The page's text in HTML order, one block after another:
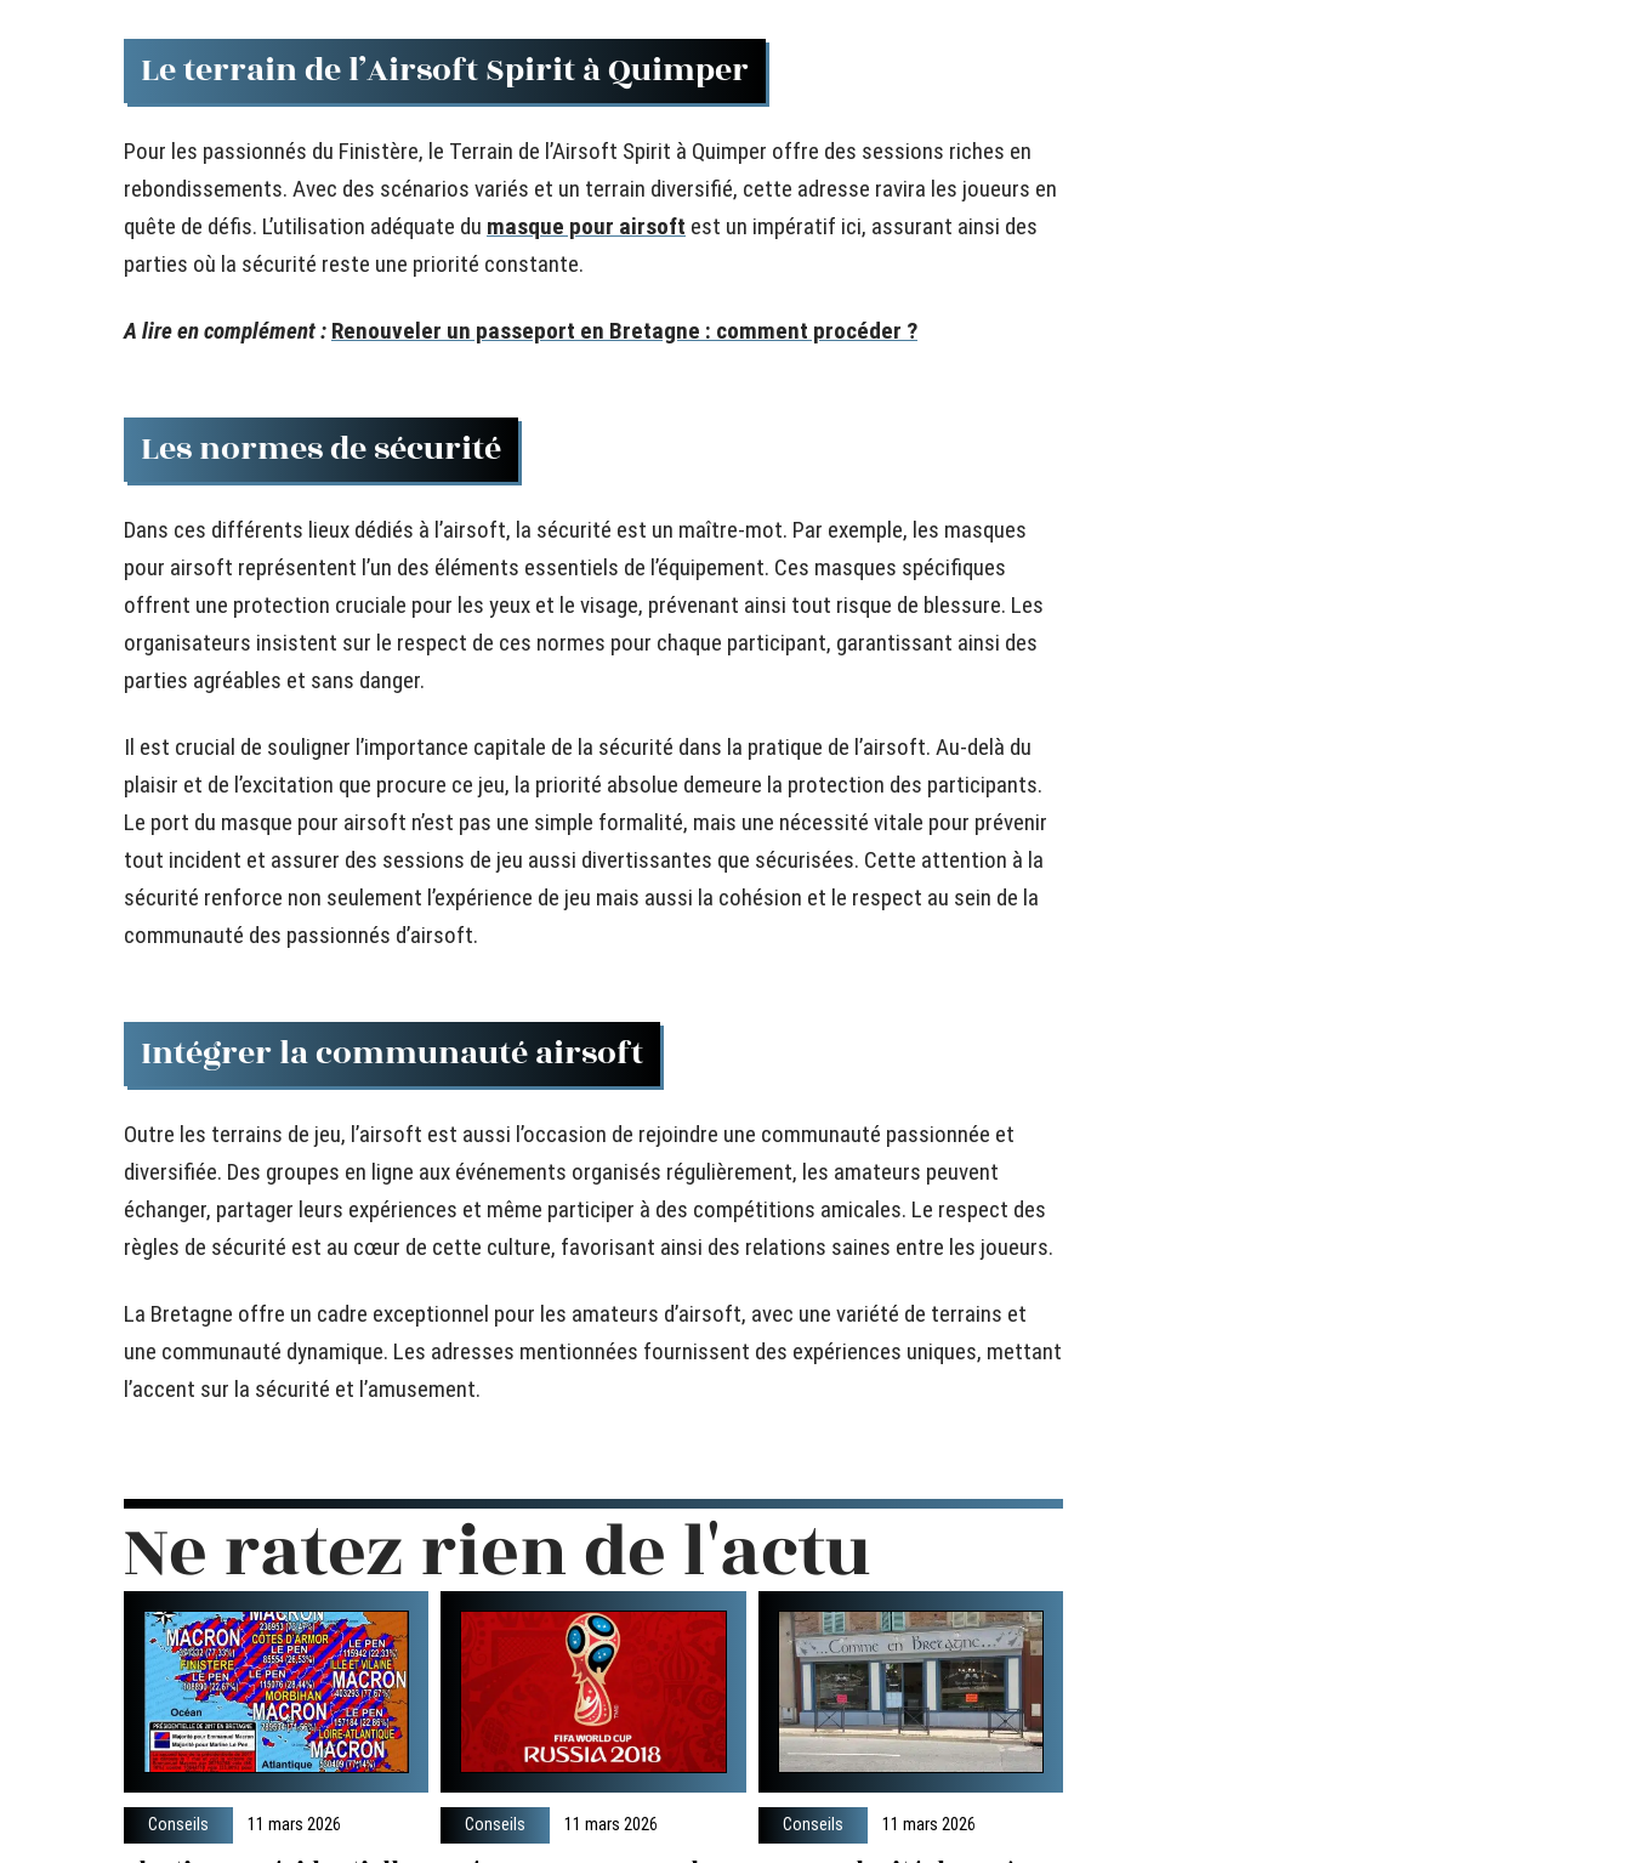
Le terrain de l’Airsoft Spirit à Quimper
Pour les passionnés du Finistère, le Terrain de l’Airsoft Spirit à Quimper offre des sessions riches en
rebondissements. Avec des scénarios variés et un terrain diversifié, cette adresse ravira les joueurs en
quête de défis. L’utilisation adéquate du masque pour airsoft est un impératif ici, assurant ainsi des
parties où la sécurité reste une priorité constante.
A lire en complément : Renouveler un passeport en Bretagne : comment procéder ?
Les normes de sécurité
Dans ces différents lieux dédiés à l’airsoft, la sécurité est un maître-mot. Par exemple, les masques
pour airsoft représentent l’un des éléments essentiels de l’équipement. Ces masques spécifiques
offrent une protection cruciale pour les yeux et le visage, prévenant ainsi tout risque de blessure. Les
organisateurs insistent sur le respect de ces normes pour chaque participant, garantissant ainsi des
parties agréables et sans danger.
Il est crucial de souligner l’importance capitale de la sécurité dans la pratique de l’airsoft. Au-delà du
plaisir et de l’excitation que procure ce jeu, la priorité absolue demeure la protection des participants.
Le port du masque pour airsoft n’est pas une simple formalité, mais une nécessité vitale pour prévenir
tout incident et assurer des sessions de jeu aussi divertissantes que sécurisées. Cette attention à la
sécurité renforce non seulement l’expérience de jeu mais aussi la cohésion et le respect au sein de la
communauté des passionnés d’airsoft.
Intégrer la communauté airsoft
Outre les terrains de jeu, l’airsoft est aussi l’occasion de rejoindre une communauté passionnée et
diversifiée. Des groupes en ligne aux événements organisés régulièrement, les amateurs peuvent
échanger, partager leurs expériences et même participer à des compétitions amicales. Le respect des
règles de sécurité est au cœur de cette culture, favorisant ainsi des relations saines entre les joueurs.
La Bretagne offre un cadre exceptionnel pour les amateurs d’airsoft, avec une variété de terrains et
une communauté dynamique. Les adresses mentionnées fournissent des expériences uniques, mettant
l’accent sur la sécurité et l’amusement.
Ne ratez rien de l'actu
Conseils 11 mars 2026 Conseils 11 mars 2026 Conseils 11 mars 2026